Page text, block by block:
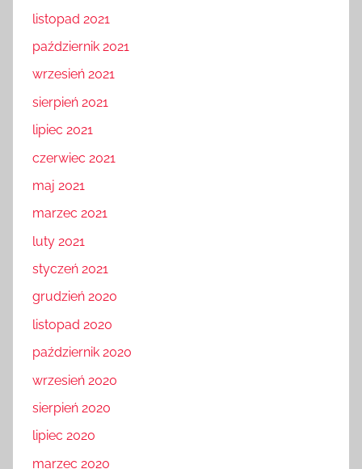
listopad 2021
październik 2021
wrzesień 2021
sierpień 2021
lipiec 2021
czerwiec 2021
maj 2021
marzec 2021
luty 2021
styczeń 2021
grudzień 2020
listopad 2020
październik 2020
wrzesień 2020
sierpień 2020
lipiec 2020
marzec 2020